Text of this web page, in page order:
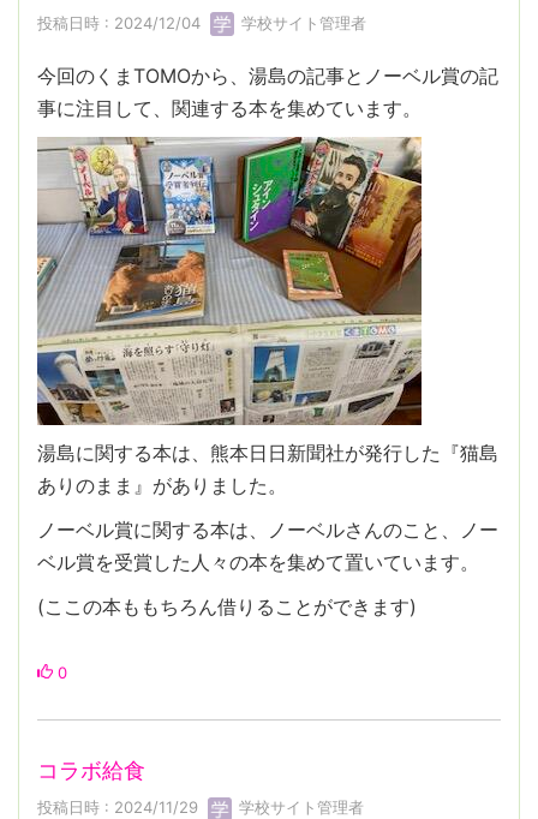
投稿日時 : 2024/12/04 学校サイト管理者
今回のくまTOMOから、湯島の記事とノーベル賞の記
事に注目して、関連する本を集めています。
湯島に関する本は、熊本日日新聞社が発行した『猫島
ありのまま』がありました。
ノーベル賞に関する本は、ノーベルさんのこと、ノー
ベル賞を受賞した人々の本を集めて置いています。
(ここの本ももちろん借りることができます)
0
コラボ給食
投稿日時 : 2024/11/29 学校サイト管理者